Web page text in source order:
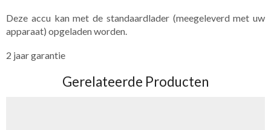
Deze accu kan met de standaardlader (meegeleverd met uw
apparaat) opgeladen worden.
2 jaar garantie
Gerelateerde Producten